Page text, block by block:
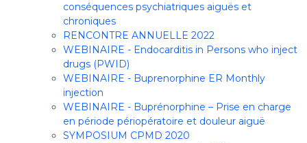
conséquences psychiatriques aiguës et
chroniques
RENCONTRE ANNUELLE 2022
WEBINAIRE - Endocarditis in Persons who inject
drugs (PWID)
WEBINAIRE - Buprenorphine ER Monthly
injection
WEBINAIRE - Buprénorphine – Prise en charge
en période périopératoire et douleur aiguë
SYMPOSIUM CPMD 2020